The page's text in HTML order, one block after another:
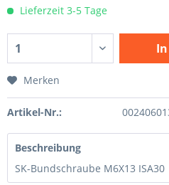
Lieferzeit 3-5 Tage
Merken
Artikel-Nr.:
Beschreibung
SK-Bundschraube M6X13 ISA30